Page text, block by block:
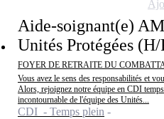
Aide-soignant(e)
Unités Protégées (H/
FOYER DE RETRAITE DU
Vous avez le sens des responsabilités et
Alors, rejoignez notre équipe en CDI
incontournable de l'équipe des Unités...
CDI - Temps plein